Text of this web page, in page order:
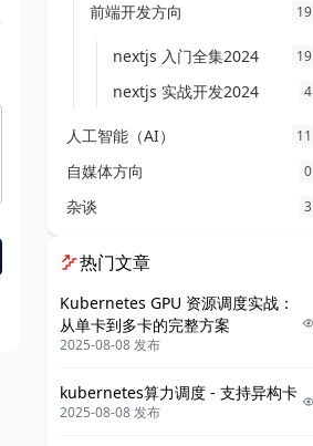
前端开发方向 19
nextjs 入门全集2024 19
nextjs 实战开发2024 4
人工智能（AI） 11
自媒体方向 0
杂谈 3
热门文章
Kubernetes GPU 资源调度实战：
从单卡到多卡的完整方案
2025-08-08 发布
kubernetes算力调度 - 支持异构卡
2025-08-08 发布